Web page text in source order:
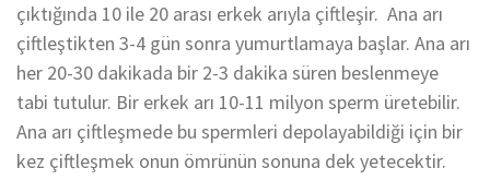
çıktığında 10 ile 20 arası erkek arıyla çiftleşir. Ana arı
çiftleştikten 3-4 gün sonra yumurtlamaya başlar. Ana arı
her 20-30 dakikada bir 2-3 dakika süren beslenmeye
tabi tutulur. Bir erkek arı 10-11 milyon sperm üretebilir.
Ana arı çiftleşmede bu spermleri depolayabildiği için bir
kez çiftleşmek onun ömrünün sonuna dek yetecektir.